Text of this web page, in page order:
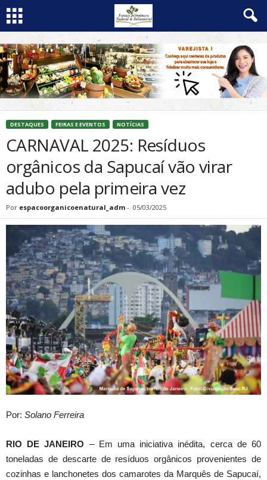
DESTAQUES FEIRAS E EVENTOS NOTÍCIAS
CARNAVAL 2025: Resíduos
orgânicos da Sapucaí vão virar
adubo pela primeira vez
Por espacoorganicoenatural_adm - 05/03/2025
Por: Solano Ferreira
RIO DE JANEIRO – Em uma iniciativa inédita, cerca de 60
toneladas de descarte de resíduos orgânicos provenientes de
cozinhas e lanchonetes dos camarotes da Marquês de Sapucaí,